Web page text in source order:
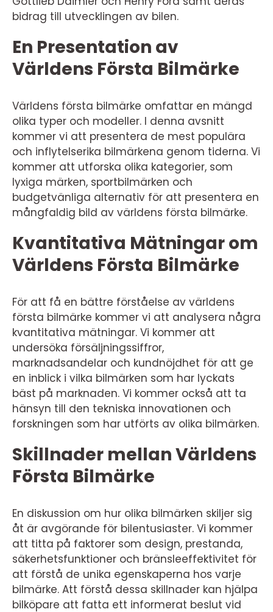
bidrag till utvecklingen av bilen.
En Presentation av
Världens Första Bilmärke
Världens första bilmärke omfattar en mängd
olika typer och modeller. I denna avsnitt
kommer vi att presentera de mest populära
och inflytelserika bilmärkena genom tiderna. Vi
kommer att utforska olika kategorier, som
lyxiga märken, sportbilmärken och
budgetvänliga alternativ för att presentera en
mångfaldig bild av världens första bilmärke.
Kvantitativa Mätningar om
Världens Första Bilmärke
För att få en bättre förståelse av världens
första bilmärke kommer vi att analysera några
kvantitativa mätningar. Vi kommer att
undersöka försäljningssiffror,
marknadsandelar och kundnöjdhet för att ge
en inblick i vilka bilmärken som har lyckats
bäst på marknaden. Vi kommer också att ta
hänsyn till den tekniska innovationen och
forskningen som har utförts av olika bilmärken.
Skillnader mellan Världens
Första Bilmärke
En diskussion om hur olika bilmärken skiljer sig
åt är avgörande för bilentusiaster. Vi kommer
att titta på faktorer som design, prestanda,
säkerhetsfunktioner och bränsleeffektivitet för
att förstå de unika egenskaperna hos varje
bilmärke. Att förstå dessa skillnader kan hjälpa
bilköpare att fatta ett informerat beslut vid